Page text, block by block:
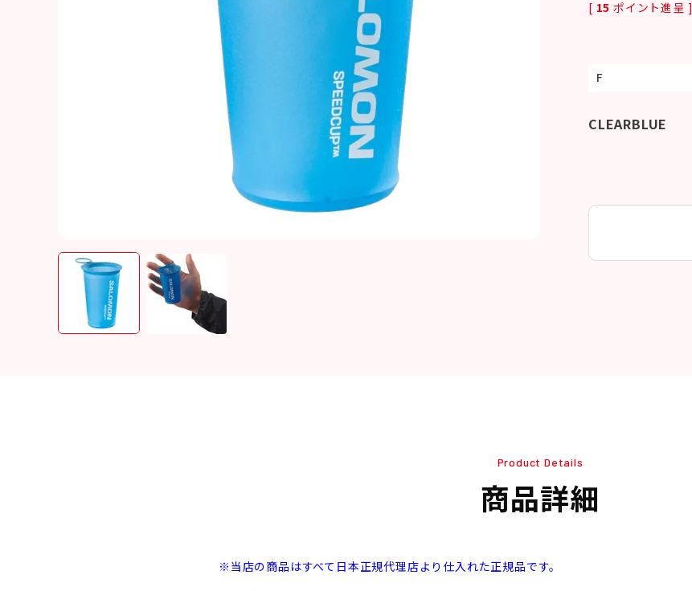
[ 15 ポイント進呈 ]
F
CLEARBLUE
Product Details
商品詳細
※当店の商品はすべて日本正規代理店より仕入れた正規品です。